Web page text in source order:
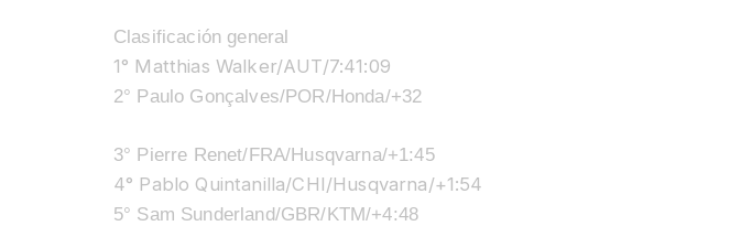
Clasificación general
1° Matthias Walker/AUT/7:41:09
2° Paulo Gonçalves/POR/Honda/+32
3° Pierre Renet/FRA/Husqvarna/+1:45
4° Pablo Quintanilla/CHI/Husqvarna/+1:54
5° Sam Sunderland/GBR/KTM/+4:48